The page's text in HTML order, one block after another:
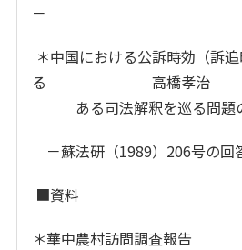
－ 小川
＊中国における公訴時効（訴
る 高橋孝治
ある司法解釈を巡る問題
－蘇法研（1989）206号の回
■資料
＊華中農村訪問調査報告